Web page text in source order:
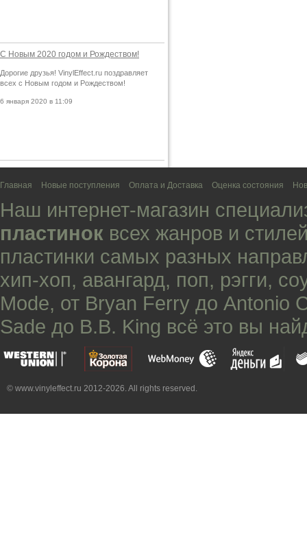
С Новым 2020 годом и Рождеством!
Дорогие друзья! VinylEffect.ru поздравляет
всех с Новым годом и Рождеством!
6 января 2020 в 11:09
Главная Новые поступления Оплата и Доставка Оценка состояния
Наш интернет-магазин
пластинок всех жанров и
пластинки самых разных
хип-хоп, авангард, поп, рэгги,
Mode, от Bryan Ferry до Antonio
Sade до B.B. King всё это вы
© www.vinyleffect.ru 2012-2026. All rights reserved.